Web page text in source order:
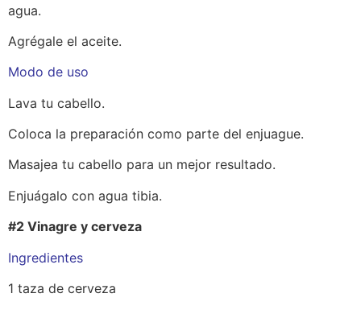
agua.
Agrégale el aceite.
Modo de uso
Lava tu cabello.
Coloca la preparación como parte del enjuague.
Masajea tu cabello para un mejor resultado.
Enjuágalo con agua tibia.
#2 Vinagre y cerveza
Ingredientes
1 taza de cerveza